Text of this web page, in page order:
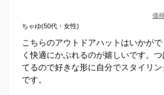
価
ちゃゆ(50代・女性)
こちらのアウトドアハットはいかが
く快適にかぶれるのが嬉しいです。
てるので好きな形に自分でスタイリ
です。